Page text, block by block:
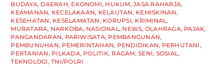
BUDAYA, DAERAH, EKONOMI, HUKUM,JASA RAHARJA,
KEAMANAN, KECELAKAAN, KELAUTAN, KEMISKINAN,
KESEHATAN, KESELAMATAN, KORUPSI, KRIMINAL,
MURATARA, NARKOBA, NASIONAL, NEWS, OLAHRAGA, PAJAK,
PANGANDARAN, PARIWISATA, PEMBANGUNAN,
PEMBUNUHAN, PEMERINTAHAN, PENDIDIKAN, PERHUTANI,
PERTANIAN, PILKADA, POLITIK, RAGAM,SENI, SOSIAL,
TEKNOLOGI,TNI/POLRI